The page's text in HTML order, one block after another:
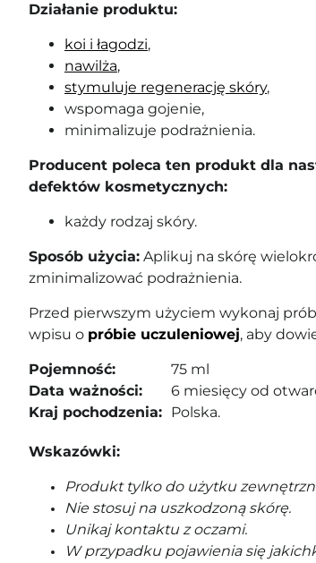
Działanie produktu:
koi i łagodzi,
nawilża,
stymuluje regenerację skóry,
wspomaga gojenie,
minimalizuje podrażnienia.
Producent poleca ten produkt dla
defektów kosmetycznych:
każdy rodzaj skóry.
Sposób użycia: Aplikuj na skórę
zminimalizować podrażnienia.
Przed pierwszym użyciem wykonaj
wpisu o próbie uczuleniowej, aby
Pojemność:
75 ml
Data ważności:
6 miesięcy od
Kraj pochodzenia: Polska.
Wskazówki:
Produkt tylko do użytku
Nie stosuj na uszkodzoną skórę.
Unikaj kontaktu z oczami.
W przypadku pojawienia się